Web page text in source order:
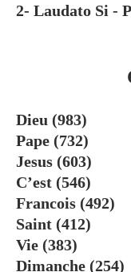
Dieu (983)
Pape (732)
Jesus (603)
C’est (546)
Francois (492)
Saint (412)
Vie (383)
Dimanche (254)
2- Laudato Si -